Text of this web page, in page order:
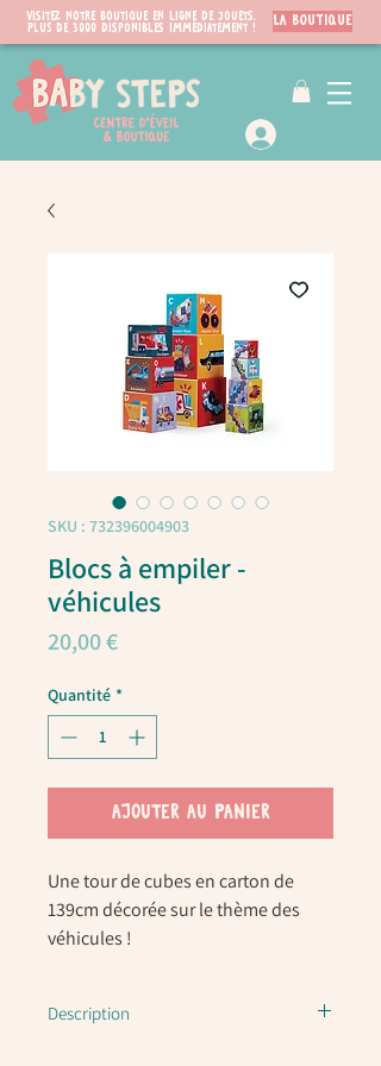
Visitez notre boutique en ligne de jouets.
PLUS de 3000 disponibles immédiatement !
LA BOUTIQUE
SKU : 732396004903
Blocs à empiler -
véhicules
20,00 €Prix
Quantité *
AJOUTER AU PANIER
Une tour de cubes en carton de
139cm décorée sur le thème des
véhicules !
Description